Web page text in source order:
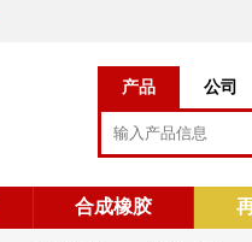
产品 公司
合成橡胶